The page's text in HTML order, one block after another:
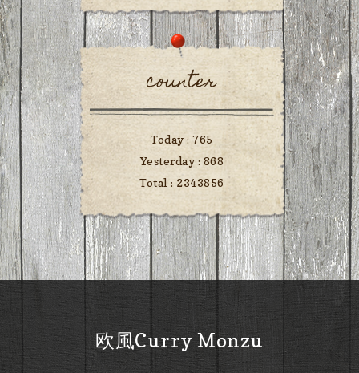
counter
Today :765
Yesterday : 868
Total : 2343856
欧風Curry Monzu